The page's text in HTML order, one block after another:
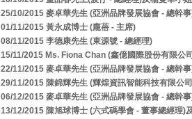
25/10/2015 麥卓華先生 (亞洲品牌發展協會 - 總幹
01/11/2015 黃永成博士 (龐蓓 - 主席)
08/11/2015 李德康先生 (東源號 - 總經理)
15/11/2015 Ms. Fiona Chan (鑫億國際股份有限公
22/11/2015 麥卓華先生 (亞洲品牌發展協會 - 總幹
29/11/2015 陳錦輝先生 (輝煌資訊智能科技有限公
06/12/2015 麥卓華先生 (亞洲品牌發展協會 - 總幹
13/12/2015 陳旭球博士 (六式碼學會 - 董事總經理)